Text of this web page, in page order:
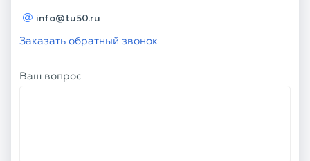
info@tu50.ru
Заказать обратный звонок
Ваш вопрос